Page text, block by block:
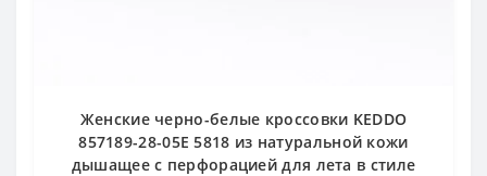
Женские черно-белые кроссовки KEDDO
857189-28-05E 5818 из натуральной кожи
дышащее с перфорацией для лета в стиле